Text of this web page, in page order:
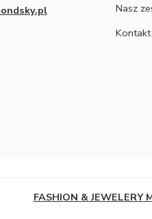
Nasz
Kontakt
FASHION & JEWELERY